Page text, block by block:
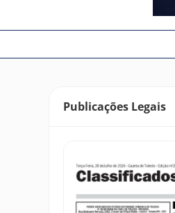
Publicações Legais